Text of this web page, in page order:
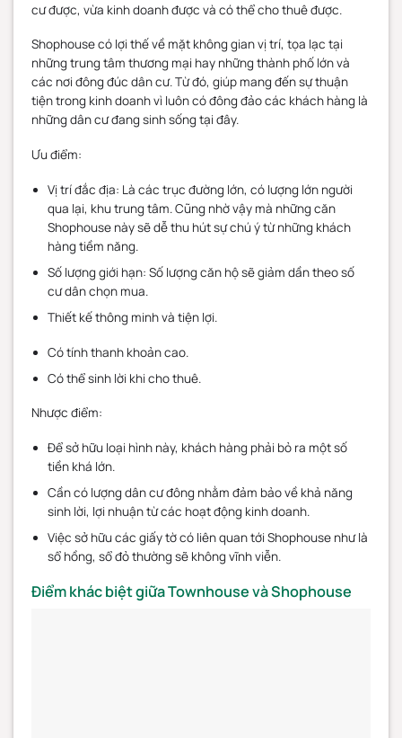
cư được, vừa kinh doanh được và có thể cho thuê được.
Shophouse có lợi thế về mặt không gian vị trí, tọa lạc tại
những trung tâm thương mại hay những thành phố lớn và
các nơi đông đúc dân cư. Từ đó, giúp mang đến sự thuận
tiện trong kinh doanh vì luôn có đông đảo các khách hàng là
những dân cư đang sinh sống tại đây.
Ưu điểm:
Vị trí đắc địa: Là các trục đường lớn, có lượng lớn người
qua lại, khu trung tâm. Cũng nhờ vậy mà những căn
Shophouse này sẽ dễ thu hút sự chú ý từ những khách
hàng tiềm năng.
Số lượng giới hạn: Số lượng căn hộ sẽ giảm dần theo số
cư dân chọn mua.
Thiết kế thông minh và tiện lợi.
Có tính thanh khoản cao.
Có thể sinh lời khi cho thuê.
Nhược điểm:
Để sở hữu loại hình này, khách hàng phải bỏ ra một số
tiền khá lớn.
Cần có lượng dân cư đông nhằm đảm bảo về khả năng
sinh lời, lợi nhuận từ các hoạt động kinh doanh.
Việc sở hữu các giấy tờ có liên quan tới Shophouse như là
sổ hồng, sổ đỏ thường sẽ không vĩnh viễn.
Điểm khác biệt giữa Townhouse và Shophouse